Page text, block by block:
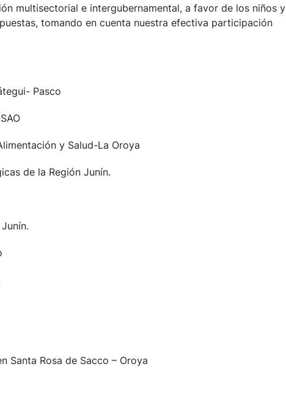
multisectorial e intergubernamental, a favor de los niños y
tomando en cuenta nuestra efectiva participación
Pasco
y Salud-La Oroya
de la Región Junín.
Santa Rosa de Sacco – Oroya